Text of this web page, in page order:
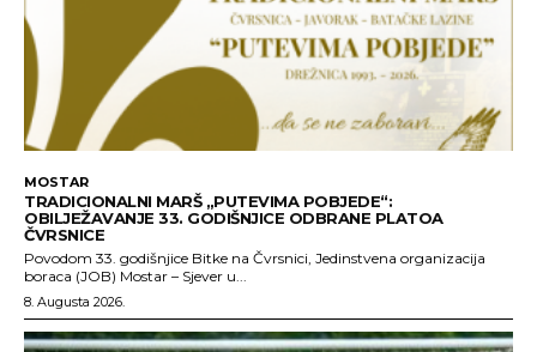
MOSTAR
TRADICIONALNI MARŠ „PUTEVIMA POBJEDE“:
OBILJEŽAVANJE 33. GODIŠNJICE ODBRANE PLATOA
ČVRSNICE
Povodom 33. godišnjice Bitke na Čvrsnici, Jedinstvena organizacija
boraca (JOB) Mostar – Sjever u...
8. Augusta 2026.